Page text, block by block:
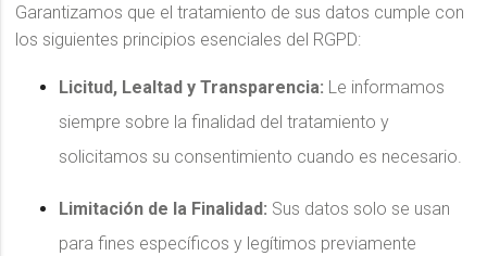
Garantizamos que el tratamiento de sus datos cumple con
los siguientes principios esenciales del RGPD:
Licitud, Lealtad y Transparencia: Le informamos
siempre sobre la finalidad del tratamiento y
solicitamos su consentimiento cuando es necesario.
Limitación de la Finalidad: Sus datos solo se usan
para fines específicos y legítimos previamente